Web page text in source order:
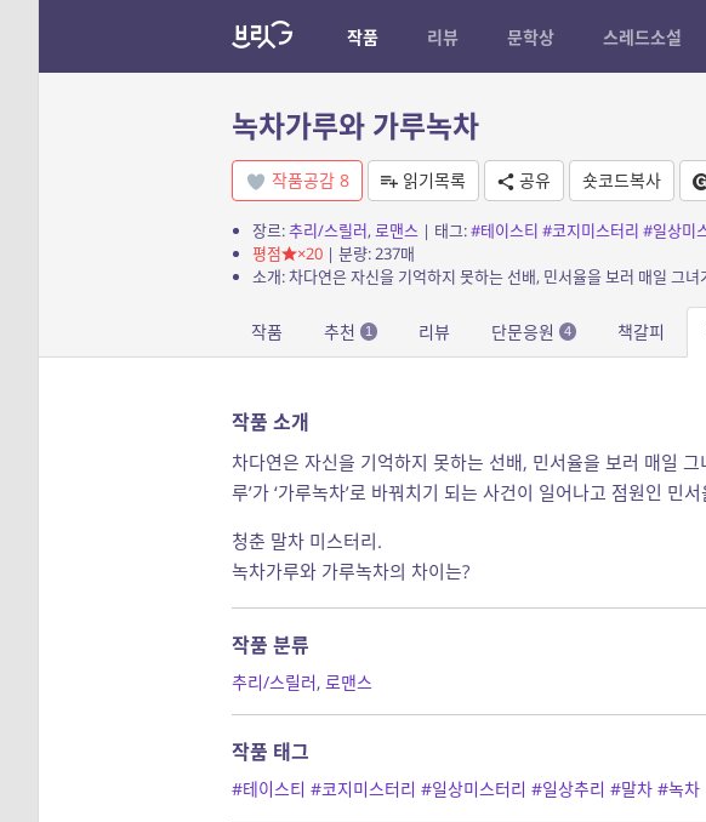
작품 리뷰 문학상 스레드소설
녹차가루와 가루녹차
작품공감 8 읽기목록 공유 숏코드복사
장르:추리/스릴러, 로맨스| 태그:#테이스티 #코지미스터리 #일상미
평점
×20| 분량: 237매
작품 추천 1 리뷰 단문응원 4 책갈피
작품 소개
차다연은 자신을 기억하지 못하는 선배, 민서율을 보러 매일
루’가 ‘가루녹차’로 바꿔치기 되는 사건이 일어나고 점원인 민
청춘 말차 미스터리.
녹차가루와 가루녹차의 차이는?
작품 분류
추리/스릴러, 로맨스
작품 태그
#테이스티 #코지미스터리 #일상미스터리 #일상추리 #말차 #녹차